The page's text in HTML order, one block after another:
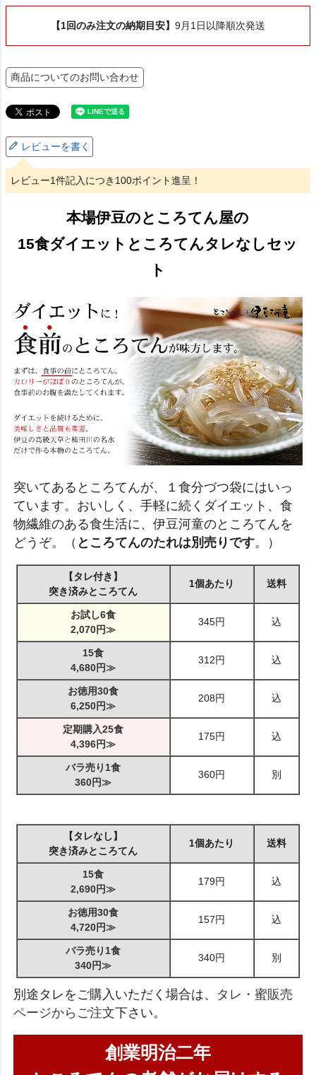
【1回のみ注文の納期目安】 9月1日以降順次発送
商品についてのお問い合わせ
レビューを書く
レビュー1件記入につき100ポイント進呈！
本場伊豆のところてん屋の
15食ダイエットところてんタレなしセッ
ト
突いてあるところてんが、１食分づつ袋にはいっ
ています。おいしく、手軽に続くダイエット、食
物繊維のある食生活に、伊豆河童のところてんを
どうぞ。（ ところてんのたれは別売りです。）
【タレ付き】
突き済みところてん
1個あたり 送料
お試し6食
2,070円≫
345円 込
15食
4,680円≫
312円 込
お徳用30食
6,250円≫
208円 込
定期購入25食
4,396円≫
175円 込
バラ売り1食
360円≫
360円 別
【タレなし】
突き済みところてん
1個あたり 送料
15食
2,690円≫
179円 込
お徳用30食
4,720円≫
157円 込
バラ売り1食
340円≫
340円 別
別途タレをご購入いただく場合は、
タレ・蜜販売
ページからご注文下さい。
創業明治二年